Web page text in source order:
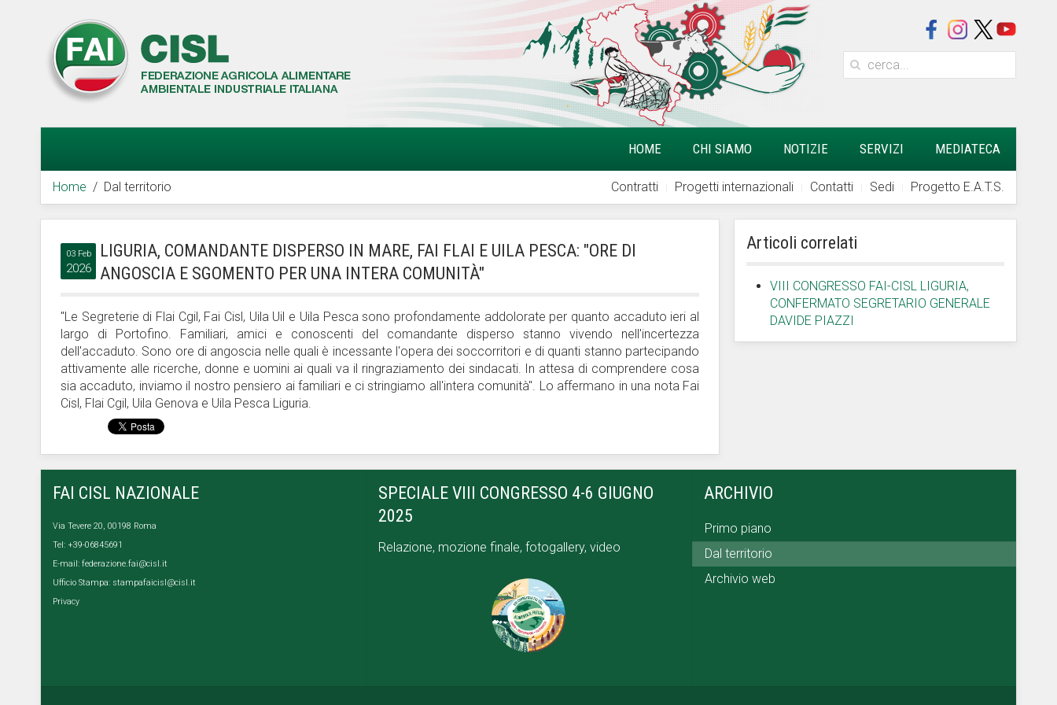
HOME CHI SIAMO NOTIZIE SERVIZI MEDIATECA
Contratti Progetti internazionali Contatti Sedi Progetto E.A.T.S.
Home Dal territorio
03 Feb
2026
LIGURIA, COMANDANTE DISPERSO IN MARE, FAI FLAI E UILA PESCA: "ORE DI
ANGOSCIA E SGOMENTO PER UNA INTERA COMUNITÀ"
"Le Segreterie di Flai Cgil, Fai Cisl, Uila Uil e Uila Pesca sono profondamente addolorate per quanto accaduto ieri al
largo di Portofino. Familiari, amici e conoscenti del comandante disperso stanno vivendo nell'incertezza
dell'accaduto. Sono ore di angoscia nelle quali è incessante l'opera dei soccorritori e di quanti stanno partecipando
attivamente alle ricerche, donne e uomini ai quali va il ringraziamento dei sindacati. In attesa di comprendere cosa
sia accaduto, inviamo il nostro pensiero ai familiari e ci stringiamo all'intera comunità". Lo affermano in una nota Fai
Cisl, Flai Cgil, Uila Genova e Uila Pesca Liguria.
Articoli correlati
VIII CONGRESSO FAI-CISL LIGURIA,
CONFERMATO SEGRETARIO GENERALE
DAVIDE PIAZZI
FAI CISL NAZIONALE
Via Tevere 20, 00198 Roma
Tel: +39-06845691
E-mail: federazione.fai@cisl.it
Ufficio Stampa: stampafaicisl@cisl.it
Privacy
SPECIALE VIII CONGRESSO 4-6 GIUGNO
2025
Relazione, mozione finale, fotogallery, video
ARCHIVIO
Primo piano
Dal territorio
Archivio web